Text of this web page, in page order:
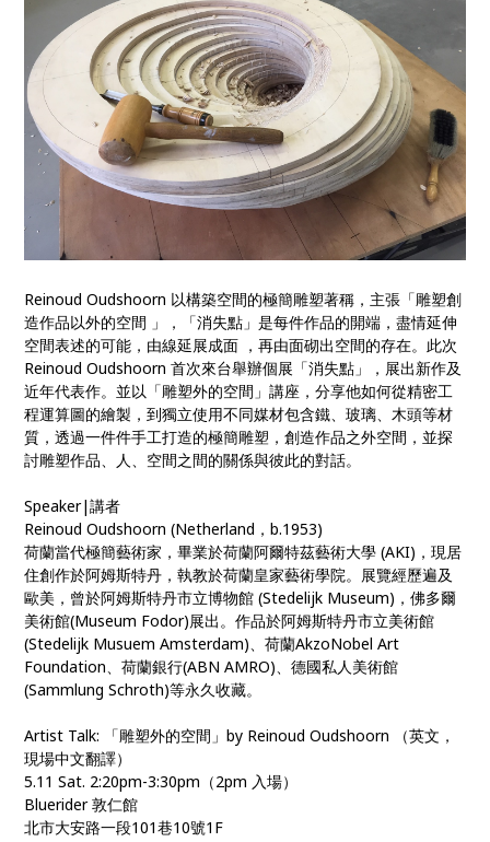
Reinoud Oudshoorn 以構築空間的極簡雕塑著稱，主張「雕塑創
造作品以外的空間 」，「消失點」是每件作品的開端，盡情延伸
空間表述的可能，由線延展成面 ，再由面砌出空間的存在。此次
Reinoud Oudshoorn 首次來台舉辦個展「消失點」，展出新作及
近年代表作。並以「雕塑外的空間」講座，分享他如何從精密工
程運算圖的繪製，到獨立使用不同媒材包含鐵、玻璃、木頭等材
質，透過一件件手工打造的極簡雕塑，創造作品之外空間，並探
討雕塑作品、人、空間之間的關係與彼此的對話。
Speaker|講者
Reinoud Oudshoorn (Netherland，b.1953)
荷蘭當代極簡藝術家，畢業於荷蘭阿爾特茲藝術大學 (AKI)，現居
住創作於阿姆斯特丹，執教於荷蘭皇家藝術學院。展覽經歷遍及
歐美，曾於阿姆斯特丹市立博物館 (Stedelijk Museum)，佛多爾
美術館(Museum Fodor)展出。作品於阿姆斯特丹市立美術館
(Stedelijk Musuem Amsterdam)、荷蘭AkzoNobel Art
Foundation、荷蘭銀行(ABN AMRO)、德國私人美術館
(Sammlung Schroth)等永久收藏。
Artist Talk: 「雕塑外的空間」by Reinoud Oudshoorn （英文，
現場中文翻譯）
5.11 Sat. 2:20pm-3:30pm（2pm 入場）
Bluerider 敦仁館
北市大安路一段101巷10號1F